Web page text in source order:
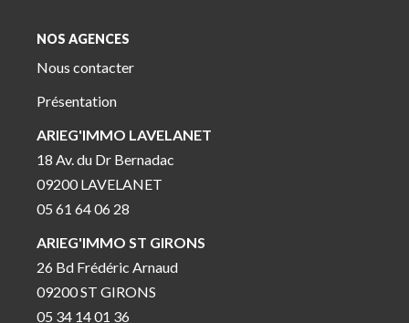
NOS AGENCES
Nous contacter
Présentation
ARIEG'IMMO LAVELANET
18 Av. du Dr Bernadac
09200 LAVELANET
05 61 64 06 28
ARIEG'IMMO ST GIRONS
26 Bd Frédéric Arnaud
09200 ST GIRONS
05 34 14 01 36